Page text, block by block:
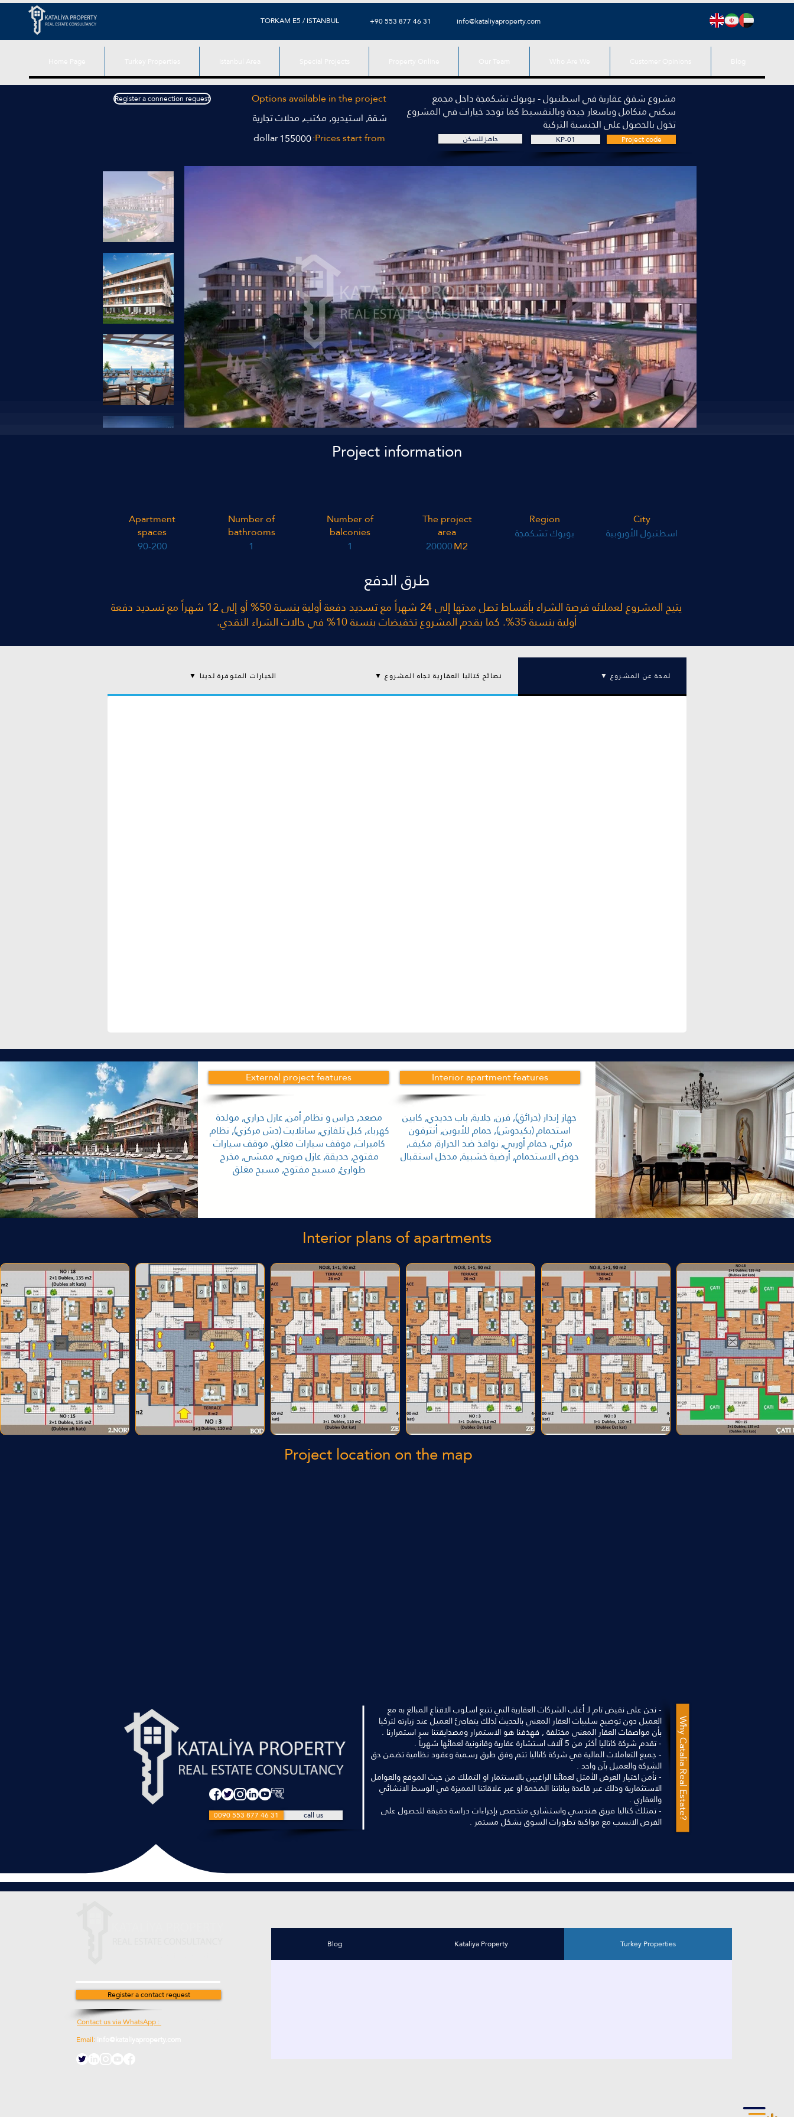
TORKAM E5 / ISTANBUL +90 553 877 46 31 info@kataliyaproperty.com
Register a connection request
Options available in the project
شقة, استيديو, مكتب, محلات تجارية
dollar155000 Prices start from:
مشروع شقق عقارية في اسطنبول - بويوك تشكمجة داخل مجمع
سكني متكامل وباسعار جيدة وبالتقسيط كما توجد خيارات في المشروع
تخول بالحصول على الجنسية التركية
جاهز للسكن KP-01 Project code
Project information
Apartment
spaces
90-200
Number of
bathrooms
1
Number of
balconies
1
The project
area
20000M2
Region
بويوك تشكمجة
City
اسطنبول الأوروبية
طرق الدفع
يتيح المشروع لعملائه فرصة الشراء بأقساط تصل مدتها إلى 24 شهراً مع تسديد دفعة أولية بنسبة 50% أو إلى 12 شهراً مع تسديد دفعة
أولية بنسبة 35%. كما يقدم المشروع تخفيضات بنسبة 10% في حالات الشراء النقدي.
لمحة عن المشروع ▼ نصائح كتاليا العقارية تجاه المشروع ▼ الخيارات المتوفرة لدينا ▼
External project features
مصعد, حراس و نظام أمن, عازل حراري, مولدة
كهرباء, كبل تلفازي, ساتلايت (دش مركزي), نظام
كاميرات, موقف سيارات مغلق, موقف سيارات
مفتوح, حديقة, عازل صوتي, ممشى, مخرج
طوارئ, مسبح مفتوح, مسبح مغلق
Interior apartment features
جهاز إنذار (حرائق), فرن, جلاية, باب حديدي, كابين
استحمام (بكيدوش), حمام للأبوين, أنترفون
مرئي, حمام أوربي, نوافذ ضد الحرارة, مكيف,
حوض الاستحمام, أرضية خشبية, مدخل استقبال
Interior plans of apartments
Project location on the map
call us
0090 553 877 46 31 Why Catalia Real Estate?
- نحن على نقيض تام لـ أغلب الشركات العقارية التي تتبع اسلوب الاقناع المبالغ به مع
العميل دون توضيح سلبيات العقار المعني بالحديث لذلك يتفاجئ العميل عند زيارته لتركيا
بأن مواصفات العقار المعني مختلفة , فهذفنا هو الاستمرار ومصدايقتنا سر استمرارنا .
- تقدم شركة كاتاليا أكثر من 5 آلاف استشارة عقارية وقانونية لعمائها شهرياً .
- جميع التعاملات المالية في شركة كاتاليا تتم وفق طرق رسمية وعقود نظامية تضمن حق
الشركة والعميل بآن واحد .
- نأمن اختيار العرض الأمثل لعمائنا الراغبين بالاستثمار او التملك من حيث الموقع والعوامل
الاستثمارية وذلك عبر قاعدة بياناتنا الضخمة او عبر علاقاتنا المميزة في الوسط الانشائي
والعقاري .
- تمتلك كتاليا فريق هندسي واستشاري متخصص بإجراءات دراسة دقيقة للحصول على
الفرص الانسب مع مواكبة تطورات السوق بشكل مستمر .
Register a contact request
Contact us via WhatsApp :
Email:
Turkey Properties
Kataliya Property
Blog